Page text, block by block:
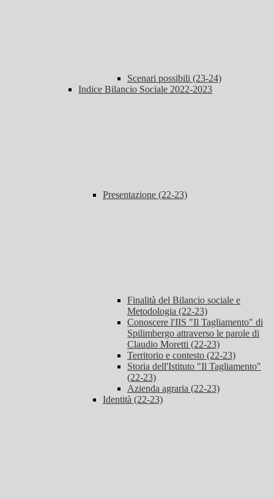
Scenari possibili (23-24)
Indice Bilancio Sociale 2022-2023
Presentazione (22-23)
Finalità del Bilancio sociale e
Metodologia (22-23)
Conoscere l'IIS "Il Tagliamento" di
Spilimbergo attraverso le parole di
Claudio Moretti (22-23)
Territorio e contesto (22-23)
Storia dell'Istituto "Il Tagliamento"
(22-23)
Azienda agraria (22-23)
Identità (22-23)